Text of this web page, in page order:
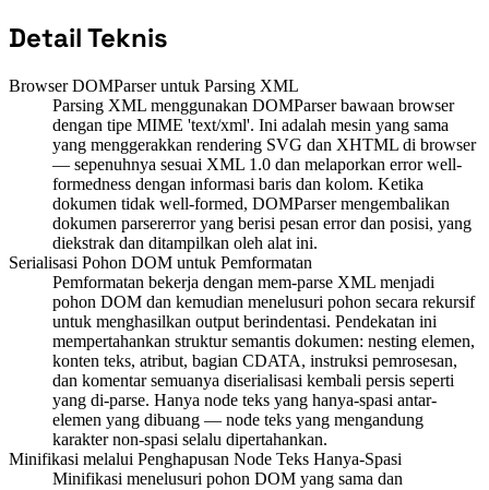
Detail Teknis
Browser DOMParser untuk Parsing XML
Parsing XML menggunakan DOMParser bawaan browser
dengan tipe MIME 'text/xml'. Ini adalah mesin yang sama
yang menggerakkan rendering SVG dan XHTML di browser
— sepenuhnya sesuai XML 1.0 dan melaporkan error well-
formedness dengan informasi baris dan kolom. Ketika
dokumen tidak well-formed, DOMParser mengembalikan
dokumen parsererror yang berisi pesan error dan posisi, yang
diekstrak dan ditampilkan oleh alat ini.
Serialisasi Pohon DOM untuk Pemformatan
Pemformatan bekerja dengan mem-parse XML menjadi
pohon DOM dan kemudian menelusuri pohon secara rekursif
untuk menghasilkan output berindentasi. Pendekatan ini
mempertahankan struktur semantis dokumen: nesting elemen,
konten teks, atribut, bagian CDATA, instruksi pemrosesan,
dan komentar semuanya diserialisasi kembali persis seperti
yang di-parse. Hanya node teks yang hanya-spasi antar-
elemen yang dibuang — node teks yang mengandung
karakter non-spasi selalu dipertahankan.
Minifikasi melalui Penghapusan Node Teks Hanya-Spasi
Minifikasi menelusuri pohon DOM yang sama dan